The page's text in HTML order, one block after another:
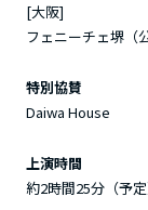
[大阪]
フェニーチェ堺
特別協賛
Daiwa House
上演時間
約2時間25分（予